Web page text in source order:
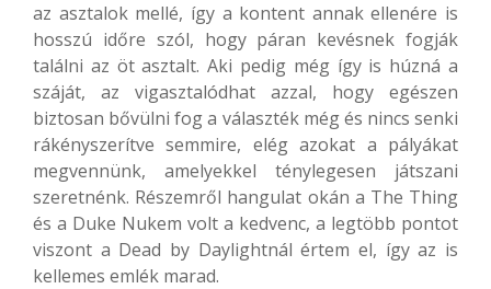
az asztalok mellé, így a kontent annak ellenére is
hosszú időre szól, hogy páran kevésnek fogják
találni az öt asztalt. Aki pedig még így is húzná a
száját, az vigasztalódhat azzal, hogy egészen
biztosan bővülni fog a választék még és nincs senki
rákényszerítve semmire, elég azokat a pályákat
megvennünk, amelyekkel ténylegesen játszani
szeretnénk. Részemről hangulat okán a The Thing
és a Duke Nukem volt a kedvenc, a legtöbb pontot
viszont a Dead by Daylightnál értem el, így az is
kellemes emlék marad.